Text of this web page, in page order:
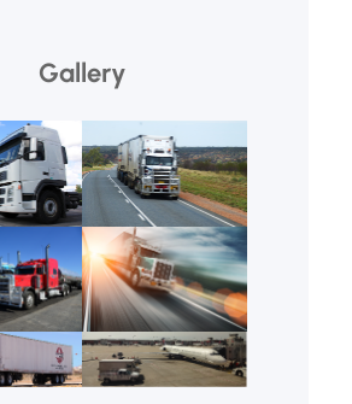
Gallery